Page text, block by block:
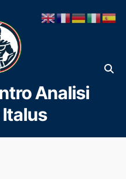
Analisi